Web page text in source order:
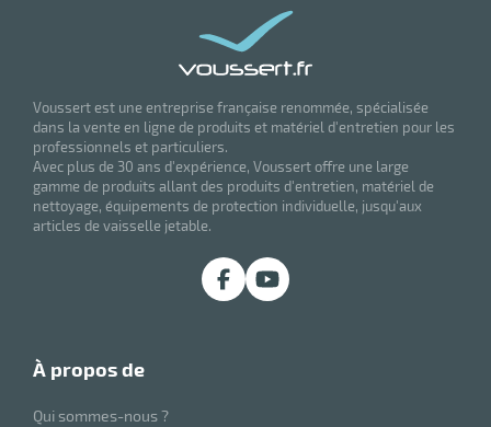
Voussert est une entreprise française renommée, spécialisée
dans la vente en ligne de produits et matériel d'entretien pour les
professionnels et particuliers.
Avec plus de 30 ans d'expérience, Voussert offre une large
gamme de produits allant des produits d'entretien, matériel de
nettoyage, équipements de protection individuelle, jusqu'aux
articles de vaisselle jetable.
à propos de
Qui sommes-nous ?